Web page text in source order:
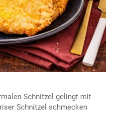
Schnitzel gelingt mit
Schnitzel schmecken